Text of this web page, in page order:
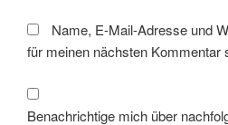
Name, E-Mail-Adresse und
für meinen nächsten Kommentar
Benachrichtige mich über